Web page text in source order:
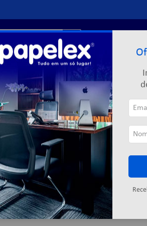
Limpeza Informática
Fitas adesivas Descartáveis
9produtos